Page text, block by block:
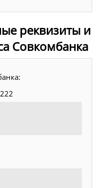
реквизиты и
Совкомбанка